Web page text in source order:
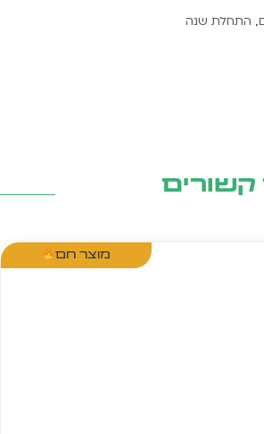
, התחלת שנה
קשורים
מוצר חם